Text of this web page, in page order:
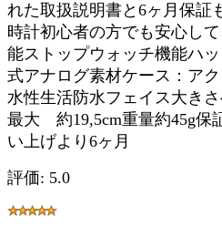
れた取扱説明書と6ヶ月保証
時計初心者の方でも安心し
能ストップウォッチ機能ハ
式アナログ素材ケース：ア
水性生活防水フェイス大き
最大 約19,5cm重量約45g保
い上げより6ヶ月
評価: 5.0